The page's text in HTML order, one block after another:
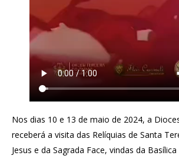
Nos dias 10 e 13 de maio de 2024, a
receberá a visita das Relíquias de Santa
Jesus e da Sagrada Face, vindas da